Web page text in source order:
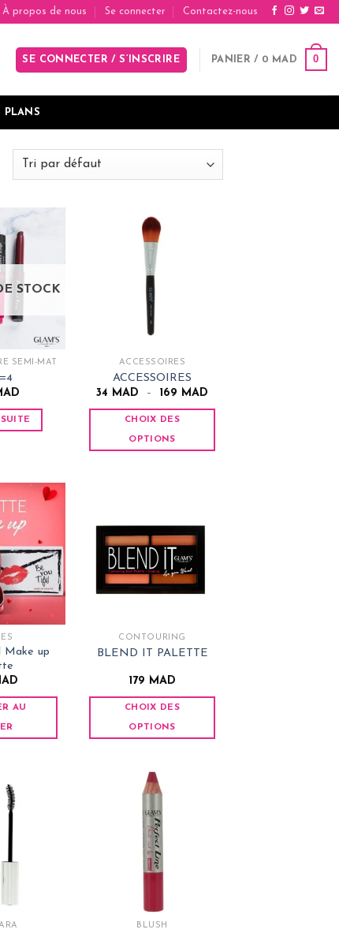
À propos de nous Se connecter Contactez-nous
SE CONNECTER / S’INSCRIRE PANIER / 0 MAD 0
PLANS
STOCK
SEMI-MAT ACCESSOIRES
ACCESSOIRES
34 MAD – 169 MAD
169 MAD
CHOIX DES
OPTIONS
Les
options
peuvent
sur
la
page
du
produit
Make up
AU
CONTOURING
BLEND IT PALETTE
179 MAD
CHOIX DES
OPTIONS
a
variations.
Les
options
peuvent
choisies
sur
BLUSH